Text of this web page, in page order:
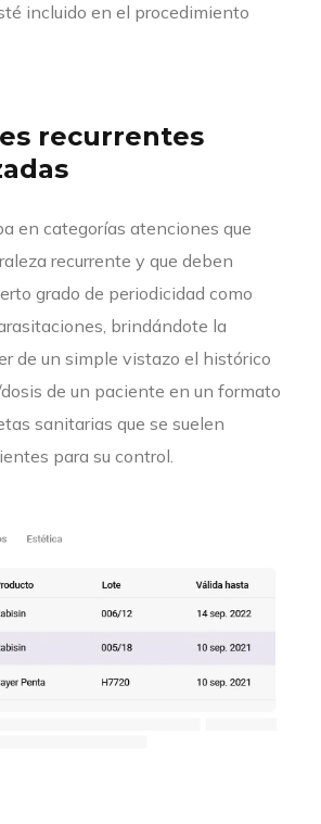
incluido en el procedimiento
recurrentes
en categorías atenciones que
recurrente y que deben
grado de periodicidad como
brindándote la
de un simple vistazo el histórico
de un paciente en un formato
sanitarias que se suelen
para su control.